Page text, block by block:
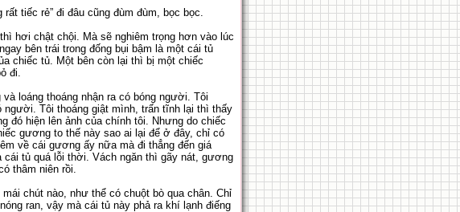
tiếc rẻ” đi đâu cũng đùm đùm, bọc bọc.
hơi chật chội. Mà sẽ nghiêm trọng hơn vào lúc
bên trái trong đống bụi bậm là một cái tủ
chiếc tủ. Một bên còn lại thì bị một chiếc
đi.
loáng thoáng nhận ra có bóng người. Tôi
người. Tôi thoáng giật mình, trấn tĩnh lại thì thấy
đó hiện lên ảnh của chính tôi. Nhưng do chiếc
gương to thế này sao ai lại để ở đây, chỉ có
về cái gương ấy nữa mà đi thẳng đến giá
tủ quá lỗi thời. Vách ngăn thì gãy nát, gương
thâm niên rồi.
chút nào, như thể có chuột bò qua chân. Chỉ
ran, vậy mà cái tủ này phả ra khí lạnh điếng